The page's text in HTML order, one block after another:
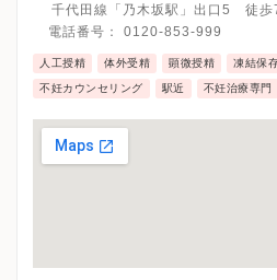
千代田線「乃木坂駅」出口5 徒歩
電話番号： 0120-853-999
人工授精 体外受精 顕微授精 凍結保
不妊カウンセリング 駅近 不妊治療専門